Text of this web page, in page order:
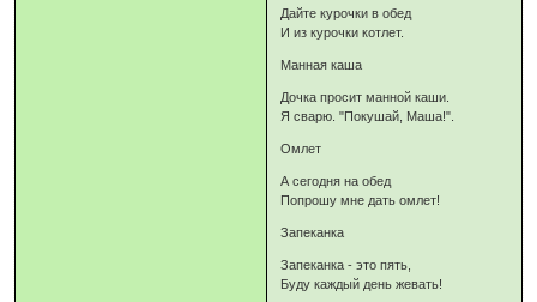
Дайте курочки в обед
И из курочки котлет.
Манная каша
Дочка просит манной каши.
Я сварю. "Покушай, Маша!".
Омлет
А сегодня на обед
Попрошу мне дать омлет!
Запеканка
Запеканка - это пять,
Буду каждый день жевать!